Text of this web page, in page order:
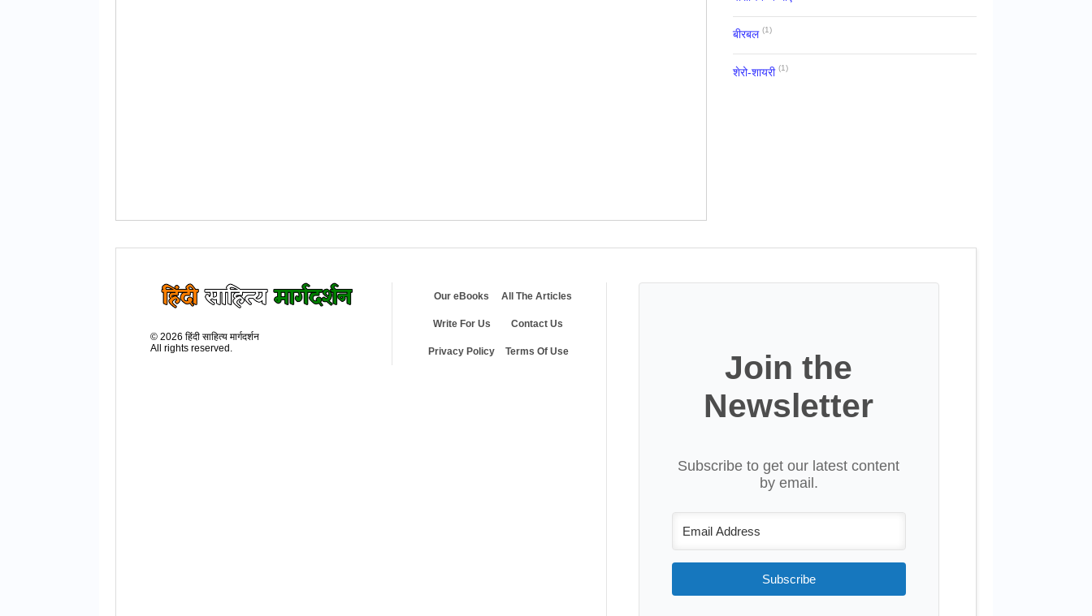
बीरबल (1)
शेरो-शायरी (1)
©2026 हिंदी साहित्य मार्गदर्शन
All rights reserved.
Our eBooks All The Articles
Write For Us Contact Us
Privacy Policy Terms Of Use
Join the
Newsletter
Subscribe to get our latest content
by email.
Subscribe